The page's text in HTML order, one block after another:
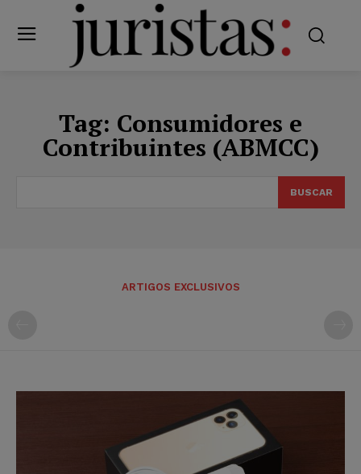
Tag: Consumidores e
Contribuintes (ABMCC)
BUSCAR
ARTIGOS EXCLUSIVOS